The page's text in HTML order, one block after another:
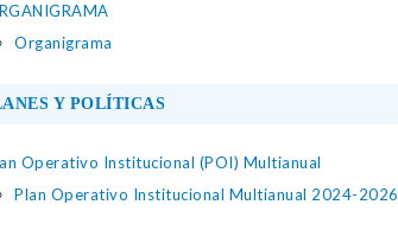
Organigrama
Y POLÍTICAS
Operativo Institucional (POI) Multianual
Plan Operativo Institucional Multianual 2024-2026